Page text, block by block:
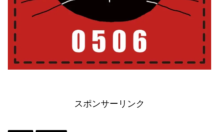
スポンサーリンク